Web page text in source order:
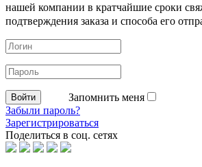
нашей компании в кратчайшие сроки
подтверждения заказа и способа его
Запомнить меня
Забыли пароль?
Зарегистрироваться
Поделиться в соц. сетях